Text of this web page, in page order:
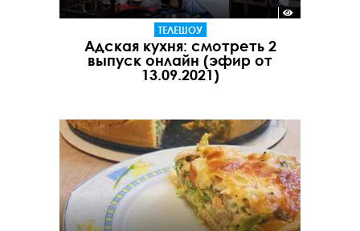
ТЕЛЕШОУ
Адская кухня: смотреть 2
выпуск онлайн (эфир от
13.09.2021)